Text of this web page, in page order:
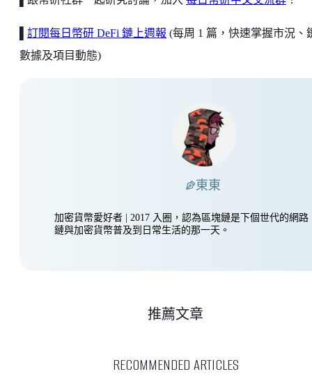
訂閱每日幣研 DeFi 鏈上週報 (每周 1 篇，快速掌握市況、
數據及項目動態)
東東
加密貨幣愛好者 | 2017 入圈，認為區塊鏈是下個世代的網路
鏈與加密貨幣普及到日常生活的那一天。
RECOMMENDED ARTICLES
推薦文章